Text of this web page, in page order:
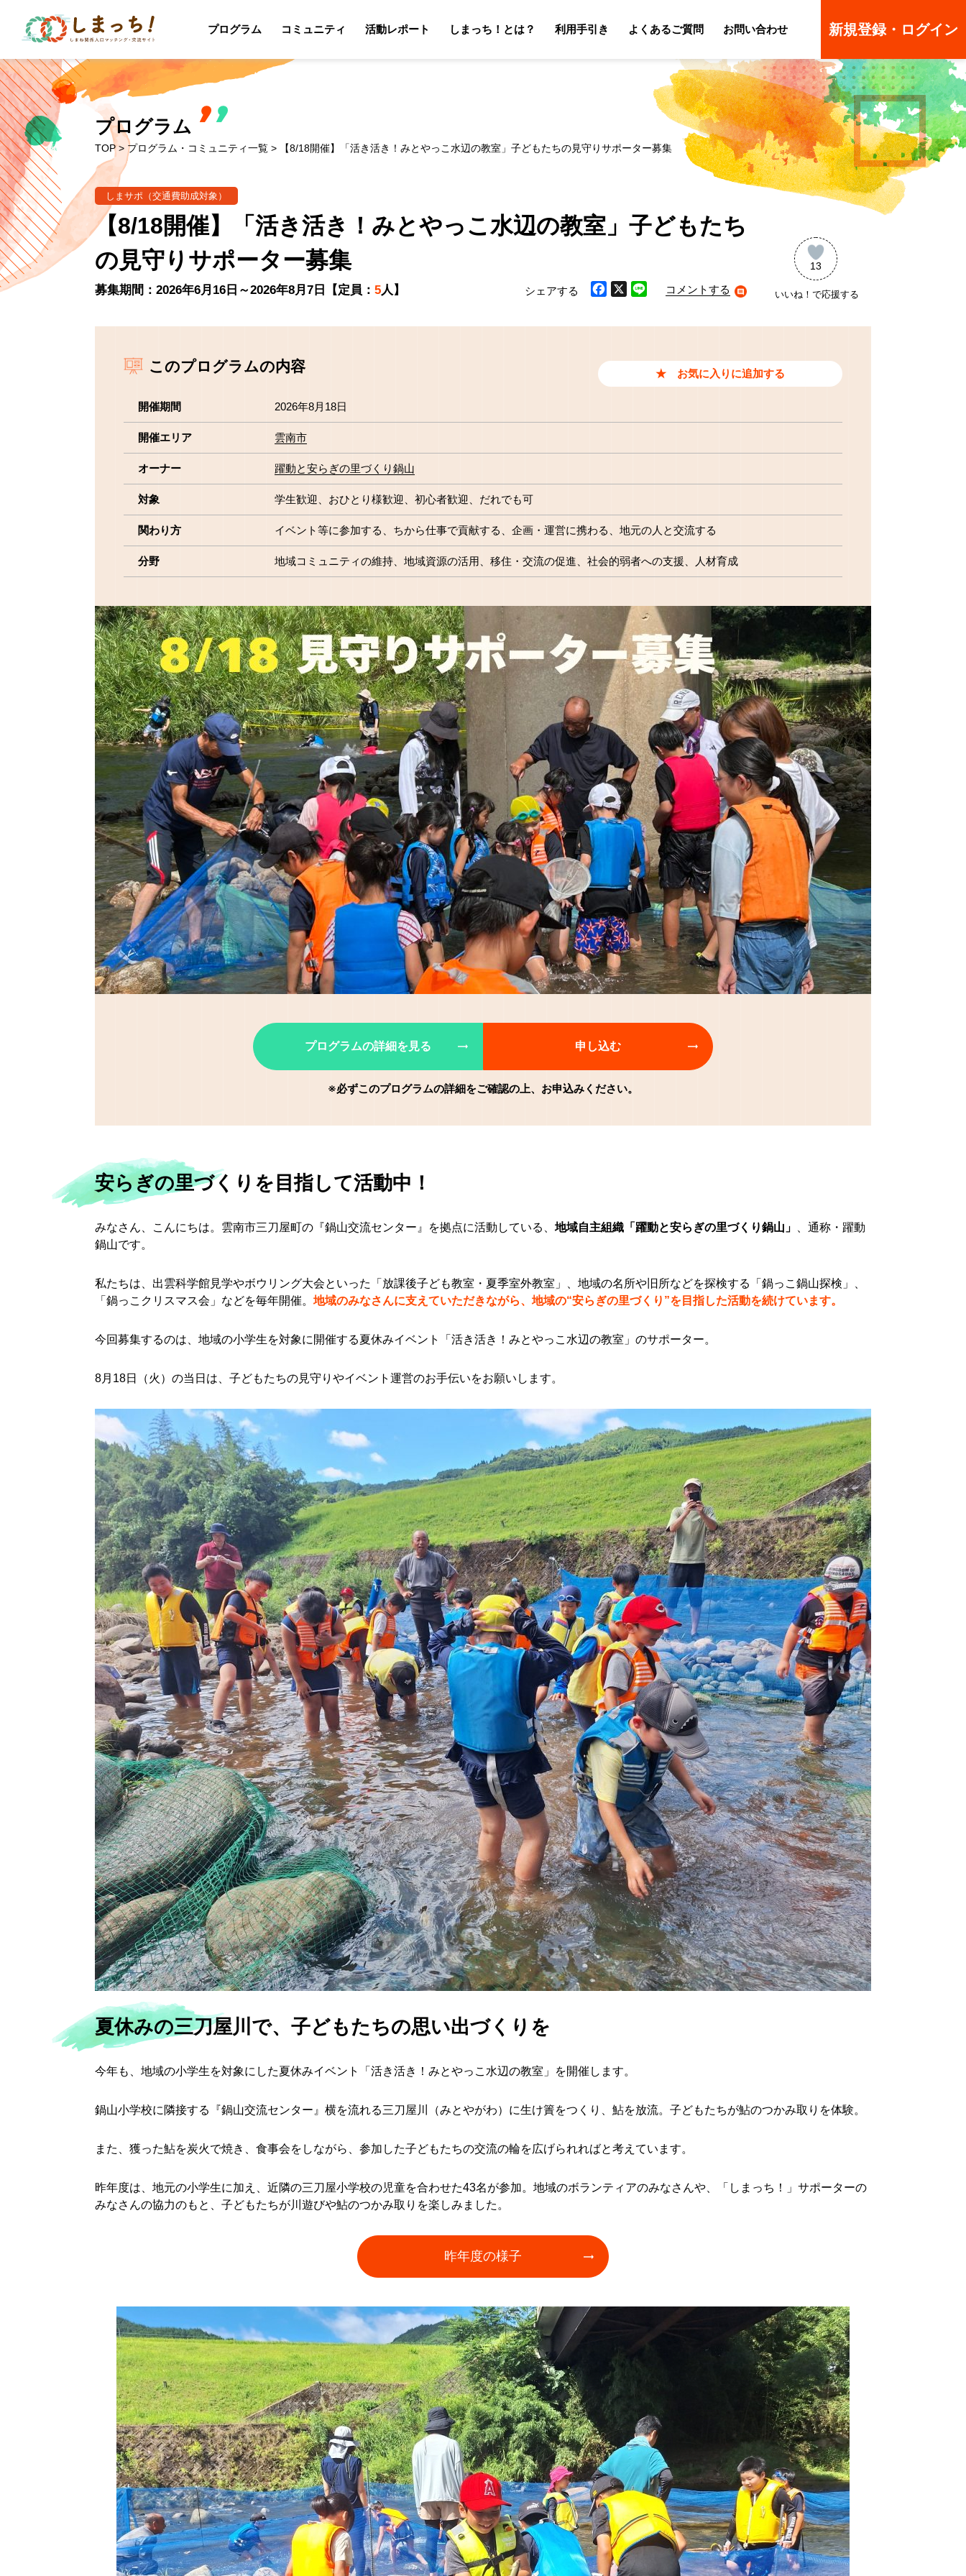
プログラム コミュニティ 活動レポート しまっち！とは？
利用手引き
よくあるご質問
お問い合わせ 新規登録・ログイン
プログラム
TOP> プログラム・コミュニティ一覧 > 【8/18開催】「活き活き！みとやっこ水辺の教室」子どもたちの見守りサポーター募集
しまサポ（交通費助成対象）
【8/18開催】「活き活き！みとやっこ水辺の教室」子どもたち
の見守りサポーター募集
募集期間：2026年6月16日～2026年8月7日 【定員： 5人】
シェアする
コメントする
13
いいね！で応援する
このプログラムの内容
開催期間 2026年8月18日
開催エリア 雲南市
オーナー 躍動と安らぎの里づくり鍋山
対象 学生歓迎 おひとり様歓迎 初心者歓迎 だれでも可
関わり方 イベント等に参加する ちから仕事で貢献する 企画・運営に携わる 地元の人と交流する
分野 地域コミュニティの維持 地域資源の活用 移住・交流の促進 社会的弱者への支援 人材育成
プログラムの詳細を見る 申し込む
※必ずこのプログラムの詳細をご確認の上、お申込みください。
安らぎの里づくりを目指して活動中！
みなさん、こんにちは。雲南市三刀屋町の『鍋山交流センター』を拠点に活動している、 地域自主組織「躍動と安らぎの里づくり鍋山」
、通称・躍動
鍋山です。
私たちは、出雲科学館見学やボウリング大会といった「放課後子ども教室・夏季室外教室」、地域の名所や旧所などを探検する「鍋っこ鍋山探検」、
「鍋っこクリスマス会」などを毎年開催。 地域のみなさんに支えていただきながら、地域の“安らぎの里づくり”を目指した活動を続けています。
今回募集するのは、地域の小学生を対象に開催する夏休みイベント「活き活き！みとやっこ水辺の教室」のサポーター。
8月18日（火）の当日は、子どもたちの見守りやイベント運営のお手伝いをお願いします。
夏休みの三刀屋川で、子どもたちの思い出づくりを
今年も、地域の小学生を対象にした夏休みイベント「活き活き！みとやっこ水辺の教室」を開催します。
鍋山小学校に隣接する『鍋山交流センター』横を流れる三刀屋川（みとやがわ）に生け簀をつくり、鮎を放流。子どもたちが鮎のつかみ取りを体験。
また、獲った鮎を炭火で焼き、食事会をしながら、参加した子どもたちの交流の輪を広げられればと考えています。
昨年度は、地元の小学生に加え、近隣の三刀屋小学校の児童を合わせた43名が参加。地域のボランティアのみなさんや、「しまっち！」サポーターの
みなさんの協力のもと、子どもたちが川遊びや鮎のつかみ取りを楽しみました。
昨年度の様子